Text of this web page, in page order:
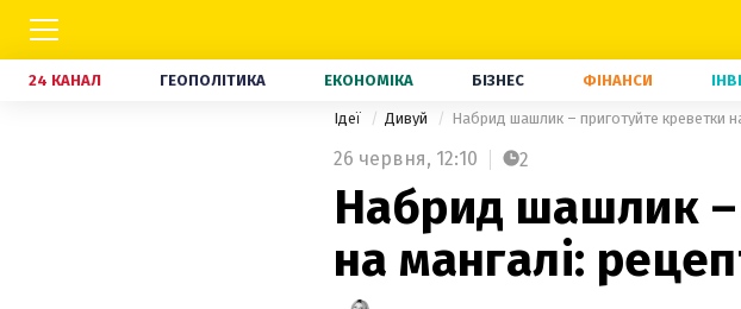
24 КАНАЛ ГЕОПОЛІТИКА ЕКОНОМІКА БІЗНЕС ФІНАНСИ
Ідеї Дивуй Набрид шашлик – приготуйте креветки
26 червня, 12:10 2
Набрид шашлик –
на мангалі: